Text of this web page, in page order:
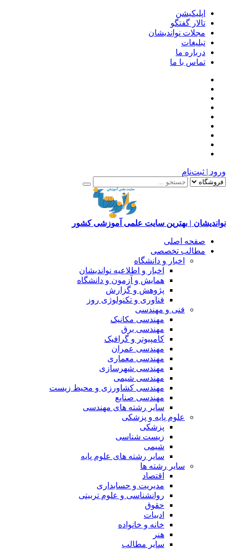
اپلیکیشن
تالار گفتگو
مجلات نواندیشان
تبلیغات
درباره ما
تماس با ما
ورود | ثبت‌نام
نواندیشان | بهترین سایت علمی آموزشی کشور
صفحه اصلی
مطالب تخصصی
اخبار و دانشگاه
اخبار و اطلاعیه نواندیشان
همایش و آزمون و دانشگاه
پژوهش و گزارش
فناوری و تکنولوژی روز
فنی و مهندسی
مهندسی مکانیک
مهندسی برق
کامپیوتر و گرافیک
مهندسی عمران
مهندسی معماری
مهندسی شهرسازی
مهندسی شیمی
مهندسی کشاورزی و محیط زیست
مهندسی صنایع
سایر رشته های مهندسی
علوم پایه و پزشکی
پزشکی
زیست شناسی
شیمی
سایر رشته های علوم پایه
سایر رشته ها
اقتصاد
مدیریت و حسابداری
روانشناسی و علوم تربیتی
حقوق
ادبیات
خانه و خانواده
هنر
سایر مطالب